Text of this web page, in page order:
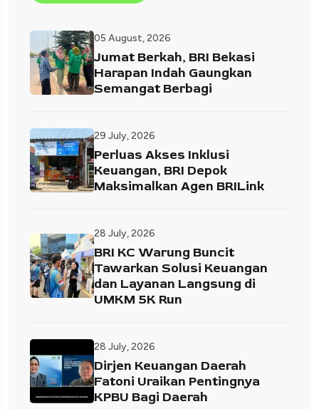
05 August, 2026
Jumat Berkah, BRI Bekasi
Harapan Indah Gaungkan
Semangat Berbagi
29 July, 2026
Perluas Akses Inklusi
Keuangan, BRI Depok
Maksimalkan Agen BRILink
28 July, 2026
BRI KC Warung Buncit
Tawarkan Solusi Keuangan
dan Layanan Langsung di
UMKM 5K Run
28 July, 2026
Dirjen Keuangan Daerah
Fatoni Uraikan Pentingnya
KPBU Bagi Daerah